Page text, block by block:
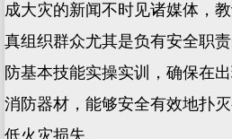
成大灾的新闻不时见诸媒体，
真组织群众尤其是负有安全职
防基本技能实操实训，确保在
消防器材，能够安全有效地扑
低火灾损失。